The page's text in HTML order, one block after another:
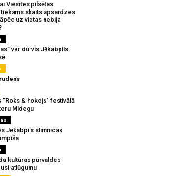
Viesītes pilsētas
skaits apsardzes
uz vietas nebija
ver durvis Jēkabpils
"Roks & hokejs" festivālā
Midegu
Jēkabpils slimnīcas
kultūras pārvaldes
atlūgumu